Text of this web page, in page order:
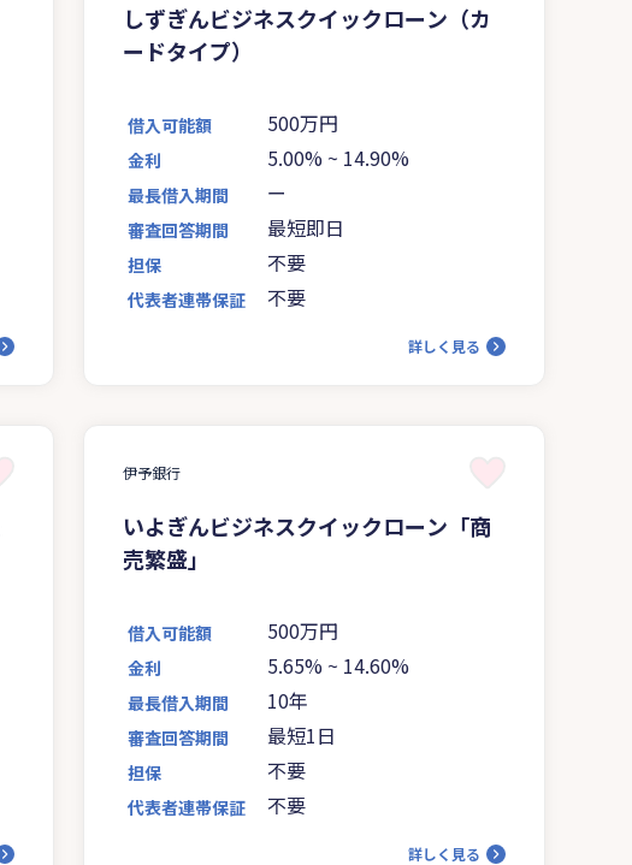
しずぎんビジネスクイックローン（カ
ードタイプ）
借入可能額 500万円
金利 5.00% ~ 14.90%
最長借入期間 ー
審査回答期間 最短即日
担保 不要
代表者連帯保証 不要
詳しく見る
伊予銀行
いよぎんビジネスクイックローン「商
売繁盛」
借入可能額 500万円
金利 5.65% ~ 14.60%
最長借入期間 10年
審査回答期間 最短1日
担保 不要
代表者連帯保証 不要
詳しく見る